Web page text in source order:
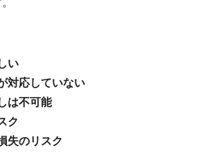
い
対応していない
は不可能
ク
失のリスク